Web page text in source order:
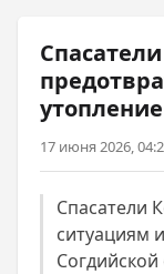
17 июня 2026,
Спасатели
ситуациям